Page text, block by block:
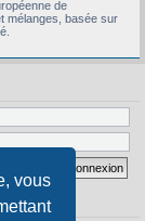
vous
de
mélanges, basée sur